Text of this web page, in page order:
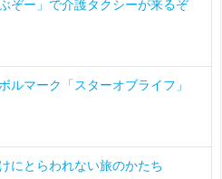
ぞー」で介護タクシーが来るぞ
ルマーク「スターオブライフ」
にとらわれない旅のかたち